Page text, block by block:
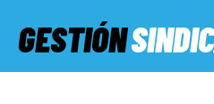
GESTIÓN